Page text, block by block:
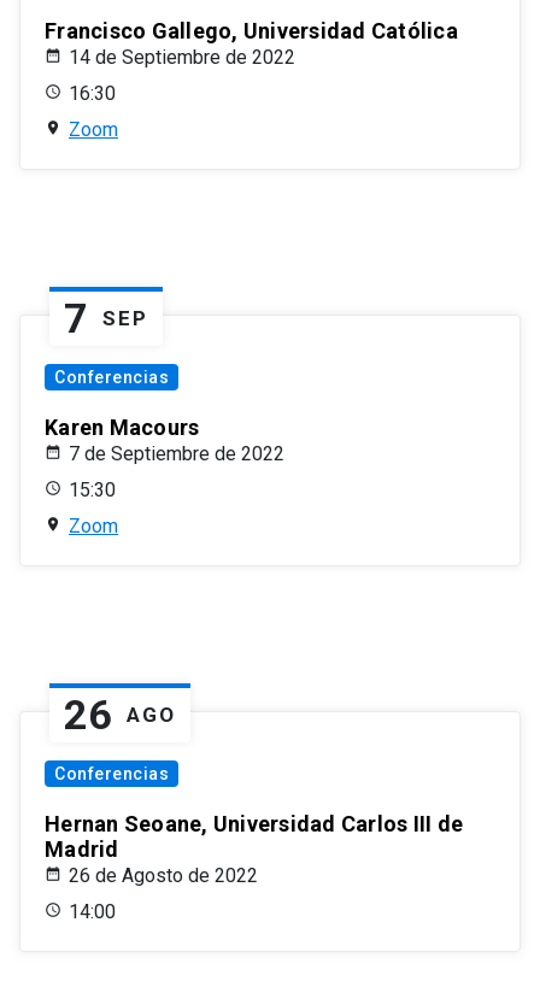
Francisco Gallego, Universidad Católica
14 de Septiembre de 2022
16:30
Zoom
7 SEP
Conferencias
Karen Macours
7 de Septiembre de 2022
15:30
Zoom
26 AGO
Conferencias
Hernan Seoane, Universidad Carlos III de
Madrid
26 de Agosto de 2022
14:00